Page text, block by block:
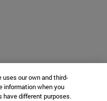
our own and third-
information when you
have different purposes.